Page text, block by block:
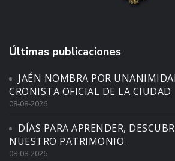
Últimas publicaciones
JAÉN NOMBRA POR
CRONISTA OFICIAL DE LA CIUDAD
08-08-2026
DÍAS PARA APRENDER,
NUESTRO PATRIMONIO.
08-08-2026